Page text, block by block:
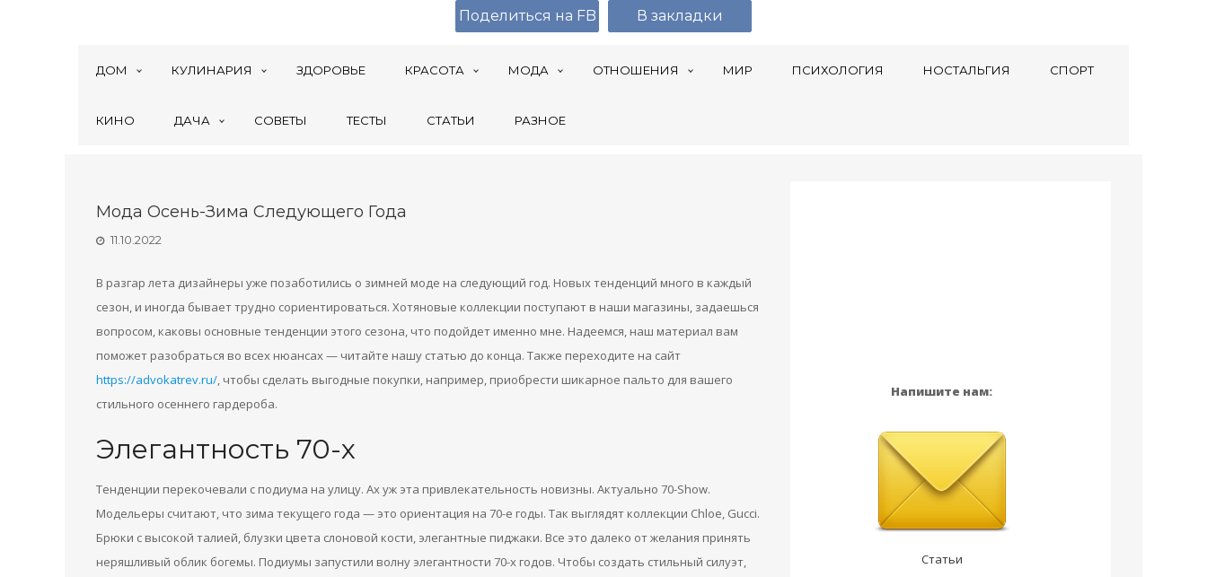
ДОМ КУЛИНАРИЯ ЗДОРОВЬЕ КРАСОТА МОДА ОТНОШЕНИЯ МИР ПСИХОЛОГИЯ НОСТАЛЬГИЯ СПОРТ
КИНО ДАЧА СОВЕТЫ ТЕСТЫ СТАТЬИ РАЗНОЕ
Мода Осень-Зима Следующего Года
11.10.2022
В разгар лета дизайнеры уже позаботились о зимней моде на следующий год. Новых тенденций много в каждый
сезон, и иногда бывает трудно сориентироваться. Хотяновые коллекции поступают в наши магазины, задаешься
вопросом, каковы основные тенденции этого сезона, что подойдет именно мне. Надеемся, наш материал вам
поможет разобраться во всех нюансах — читайте нашу статью до конца. Также переходите на сайт
https://advokatrev.ru/, чтобы сделать выгодные покупки, например, приобрести шикарное пальто для вашего
стильного осеннего гардероба.
Элегантность 70-х
Тенденции перекочевали с подиума на улицу. Ах уж эта привлекательность новизны. Актуально 70-Show.
Модельеры считают, что зима текущего года — это ориентация на 70-е годы. Так выглядят коллекции Chloe, Gucci.
Брюки с высокой талией, блузки цвета слоновой кости, элегантные пиджаки. Все это далеко от желания принять
неряшливый облик богемы. Подиумы запустили волну элегантности 70-х годов. Чтобы создать стильный силуэт,
Напишите нам:
Статьи
Поделиться на FB В закладки